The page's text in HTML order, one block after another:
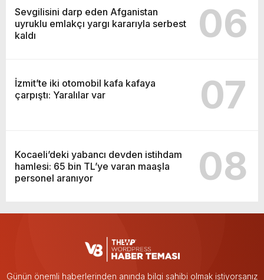
Sevgilisini darp eden Afganistan
uyruklu emlakçı yargı kararıyla serbest
kaldı
06
İzmit’te iki otomobil kafa kafaya
çarpıştı: Yaralılar var
07
Kocaeli’deki yabancı devden istihdam
hamlesi: 65 bin TL’ye varan maaşla
personel aranıyor
08
Günün önemli haberlerinden anında bilgi sahibi olmak istiyorsanız